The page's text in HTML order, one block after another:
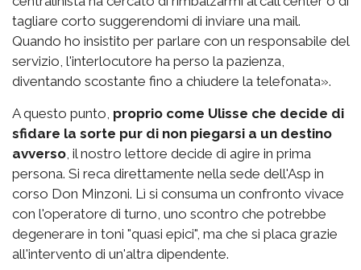
tagliare corto suggerendomi di inviare una mail.
Quando ho insistito per parlare con un responsabile del
servizio, l'interlocutore ha perso la pazienza,
diventando scostante fino a chiudere la telefonata».
A questo punto, proprio come Ulisse che decide di
sfidare la sorte pur di non piegarsi a un destino
avverso , il nostro lettore decide di agire in prima
persona. Si reca direttamente nella sede dell'Asp in
corso Don Minzoni. Lì si consuma un confronto vivace
con l'operatore di turno, uno scontro che potrebbe
degenerare in toni "quasi epici", ma che si placa grazie
all'intervento di un'altra dipendente.